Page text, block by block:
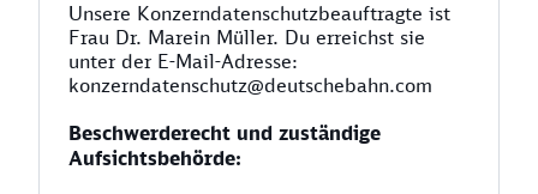
Unsere Konzerndatenschutzbeauftragte ist
Frau Dr. Marein Müller. Du erreichst sie
unter der E-Mail-Adresse:
konzerndatenschutz@deutschebahn.com
Beschwerderecht und zuständige
Aufsichtsbehörde: